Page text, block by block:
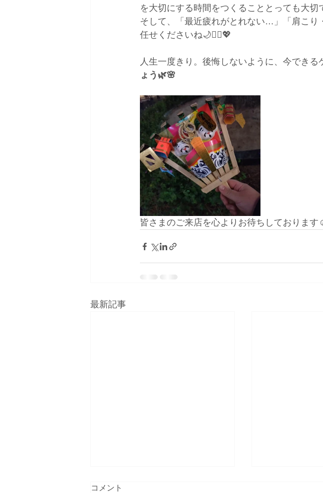
を大切にする時間をつくることとっても大切
そして、「最近疲れがとれない…」「肩こ
任せくださいね🌙💆‍♀️💖
人生一度きり。後悔しないように、今できる
ょう🌿🌸
皆さまのご来店を心よりお待ちしておりま
最新記事
コメント